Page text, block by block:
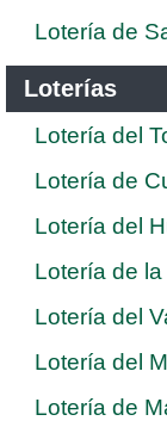
Lotería de
Loterías
Lotería del
Lotería de
Lotería del
Lotería de
Lotería del
Lotería del
Lotería de